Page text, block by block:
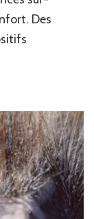
douche
Des